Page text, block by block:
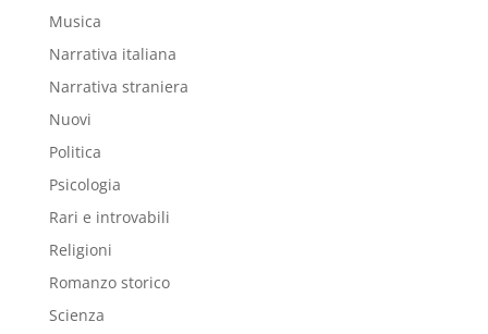
Musica
Narrativa italiana
Narrativa straniera
Nuovi
Politica
Psicologia
Rari e introvabili
Religioni
Romanzo storico
Scienza